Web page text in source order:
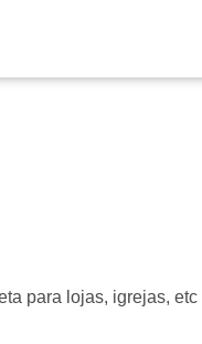
para lojas, igrejas, etc